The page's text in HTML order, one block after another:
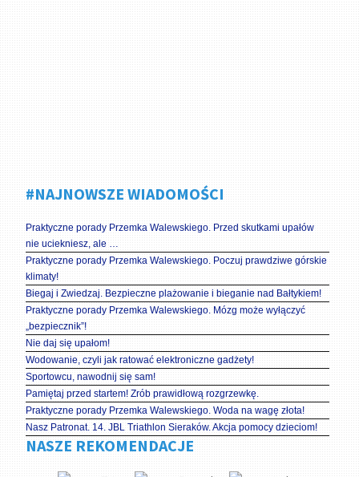
#NAJNOWSZE WIADOMOŚCI
Praktyczne porady Przemka Walewskiego. Przed skutkami upałów
nie uciekniesz, ale …
Praktyczne porady Przemka Walewskiego. Poczuj prawdziwe górskie
klimaty!
Biegaj i Zwiedzaj. Bezpieczne plażowanie i bieganie nad Bałtykiem!
Praktyczne porady Przemka Walewskiego. Mózg może wyłączyć
„bezpiecznik”!
Nie daj się upałom!
Wodowanie, czyli jak ratować elektroniczne gadżety!
Sportowcu, nawodnij się sam!
Pamiętaj przed startem! Zrób prawidłową rozgrzewkę.
Praktyczne porady Przemka Walewskiego. Woda na wagę złota!
Nasz Patronat. 14. JBL Triathlon Sieraków. Akcja pomocy dzieciom!
NASZE REKOMENDACJE